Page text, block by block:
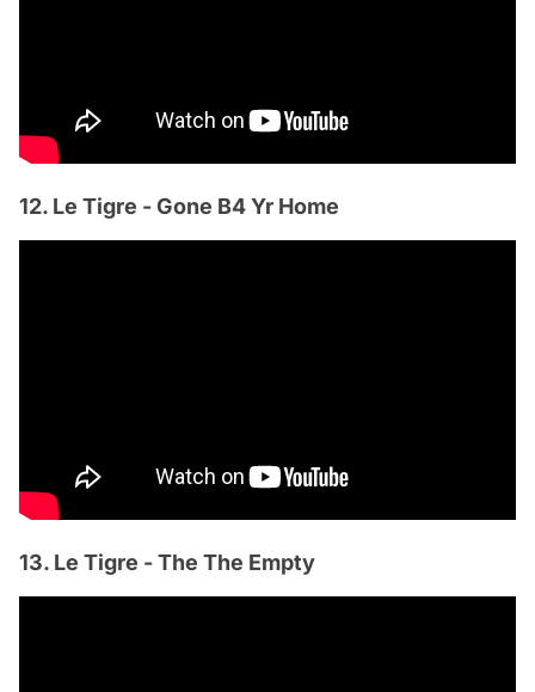
12. Le Tigre - Gone B4 Yr Home
13. Le Tigre - The The Empty